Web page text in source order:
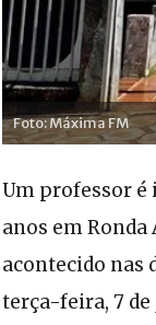
Foto: Máxima FM
Um professor é
anos em Ronda
acontecido nas
terça-feira, 7